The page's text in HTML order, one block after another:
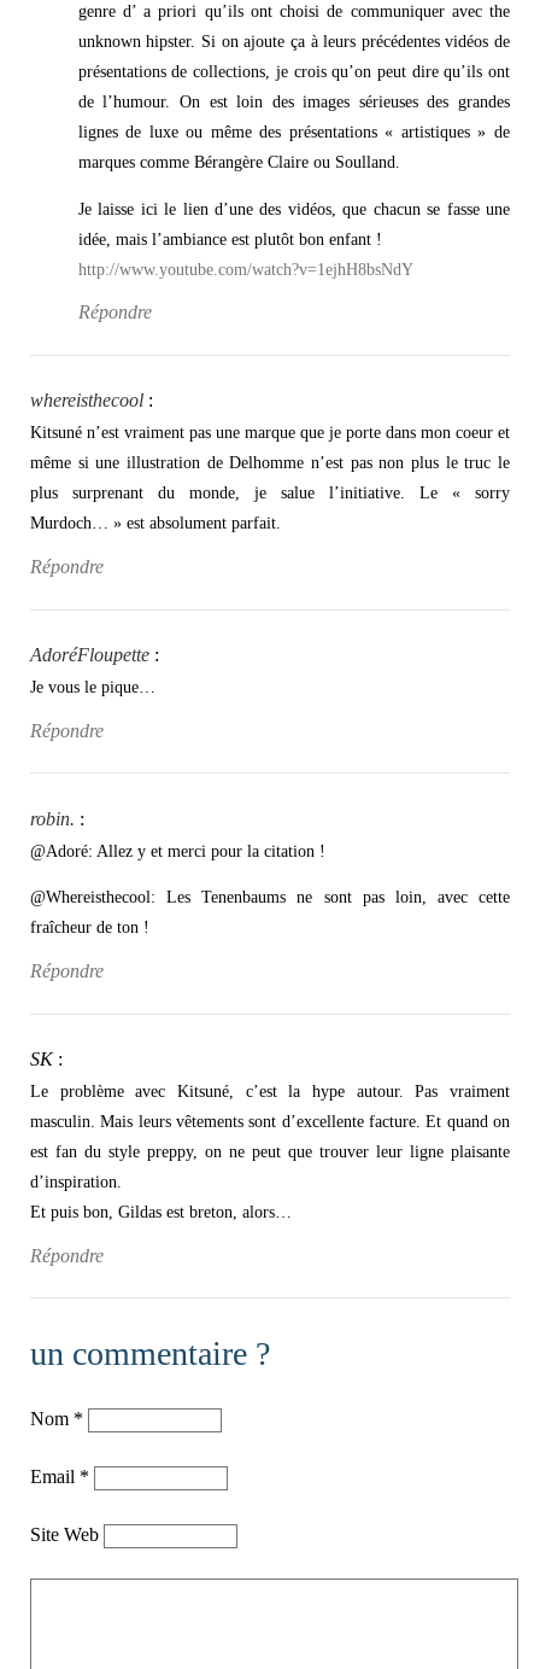
genre d’ a priori qu’ils ont choisi de communiquer avec the
unknown hipster. Si on ajoute ça à leurs précédentes vidéos de
présentations de collections, je crois qu’on peut dire qu’ils ont
de l’humour. On est loin des images sérieuses des grandes
lignes de luxe ou même des présentations « artistiques » de
marques comme Bérangère Claire ou Soulland.
Je laisse ici le lien d’une des vidéos, que chacun se fasse une
idée, mais l’ambiance est plutôt bon enfant !
http://www.youtube.com/watch?v=1ejhH8bsNdY
Répondre
whereisthecool :
Kitsuné n’est vraiment pas une marque que je porte dans mon coeur et
même si une illustration de Delhomme n’est pas non plus le truc le
plus surprenant du monde, je salue l’initiative. Le « sorry
Murdoch… » est absolument parfait.
Répondre
AdoréFloupette :
Je vous le pique…
Répondre
robin. :
@Adoré: Allez y et merci pour la citation !
@Whereisthecool: Les Tenenbaums ne sont pas loin, avec cette
fraîcheur de ton !
Répondre
SK :
Le problème avec Kitsuné, c’est la hype autour. Pas vraiment
masculin. Mais leurs vêtements sont d’excellente facture. Et quand on
est fan du style preppy, on ne peut que trouver leur ligne plaisante
d’inspiration.
Et puis bon, Gildas est breton, alors…
Répondre
un commentaire ?
Nom *
Email *
Site Web